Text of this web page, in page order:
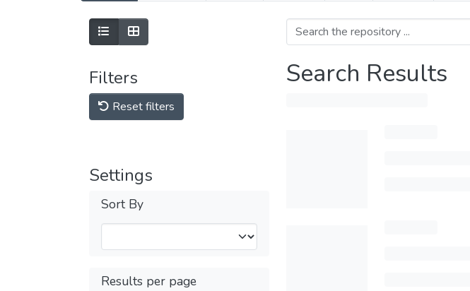
Filters
Reset filters
Settings
Sort By
Results per page
Search Results